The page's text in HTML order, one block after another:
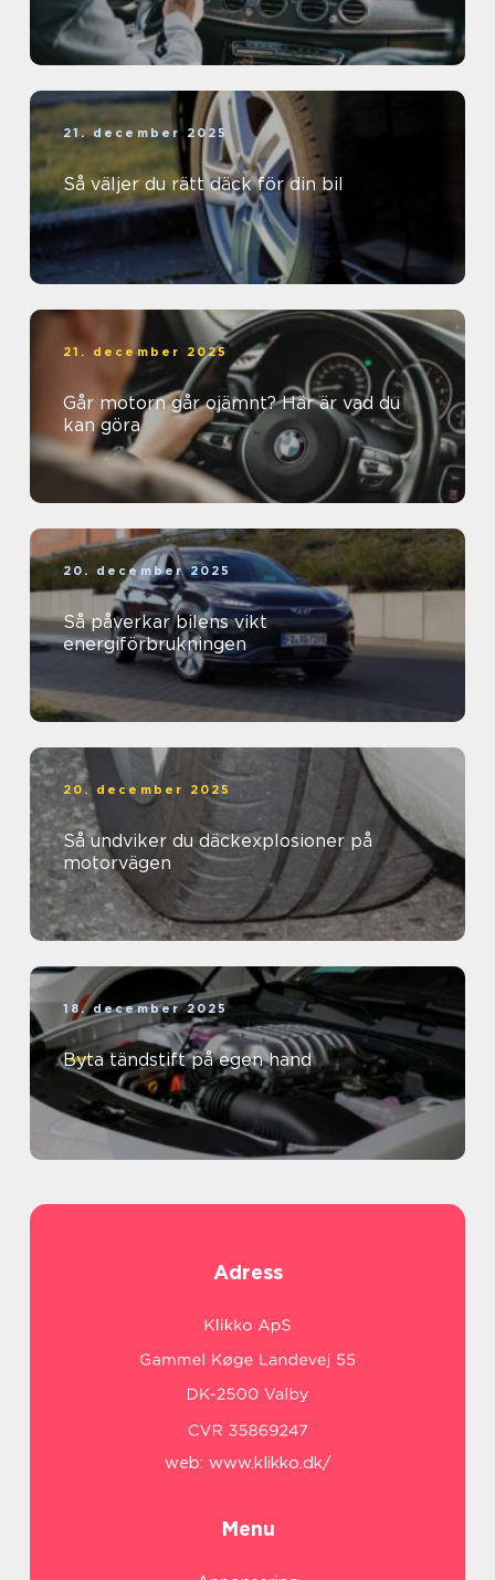
21. december 2025
Så väljer du rätt däck för din bil
21. december 2025
Går motorn går ojämnt? Här är vad du
kan göra
20. december 2025
Så påverkar bilens vikt
energiförbrukningen
20. december 2025
Så undviker du däckexplosioner på
motorvägen
18. december 2025
Byta tändstift på egen hand
Adress
web: www.klikko.dk/
Menu